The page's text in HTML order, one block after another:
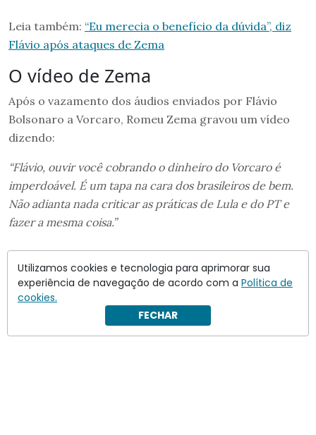
Leia também: “Eu merecia o benefício da dúvida”, diz
Flávio após ataques de Zema
O vídeo de Zema
Após o vazamento dos áudios enviados por Flávio
Bolsonaro a Vorcaro, Romeu Zema gravou um vídeo
dizendo:
“Flávio, ouvir você cobrando o dinheiro do Vorcaro é
imperdoável. É um tapa na cara dos brasileiros de bem.
Não adianta nada criticar as práticas de Lula e do PT e
fazer a mesma coisa.”
Utilizamos cookies e tecnologia para aprimorar sua
experiência de navegação de acordo com a Política de
cookies.
FECHAR